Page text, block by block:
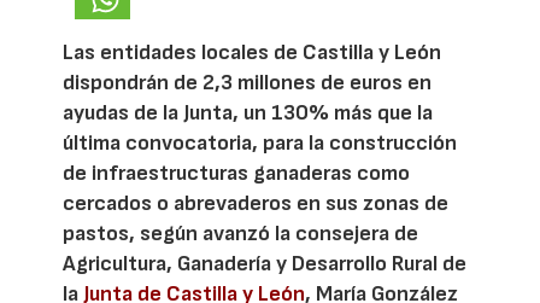
Las entidades locales de Castilla y León
dispondrán de 2,3 millones de euros en
ayudas de la Junta, un 130% más que la
última convocatoria, para la construcción
de infraestructuras ganaderas como
cercados o abrevaderos en sus zonas de
pastos, según avanzó la consejera de
Agricultura, Ganadería y Desarrollo Rural de
laJunta de Castilla y León, María González